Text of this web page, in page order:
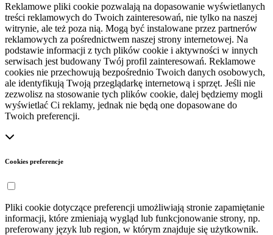
Reklamowe pliki cookie pozwalają na dopasowanie wyświetlanych
treści reklamowych do Twoich zainteresowań, nie tylko na naszej
witrynie, ale też poza nią. Mogą być instalowane przez partnerów
reklamowych za pośrednictwem naszej strony internetowej. Na
podstawie informacji z tych plików cookie i aktywności w innych
serwisach jest budowany Twój profil zainteresowań. Reklamowe
cookies nie przechowują bezpośrednio Twoich danych osobowych,
ale identyfikują Twoją przeglądarkę internetową i sprzęt. Jeśli nie
zezwolisz na stosowanie tych plików cookie, dalej będziemy mogli
wyświetlać Ci reklamy, jednak nie będą one dopasowane do
Twoich preferencji.
Cookies preferencje
Pliki cookie dotyczące preferencji umożliwiają stronie zapamiętanie
informacji, które zmieniają wygląd lub funkcjonowanie strony, np.
preferowany język lub region, w którym znajduje się użytkownik.